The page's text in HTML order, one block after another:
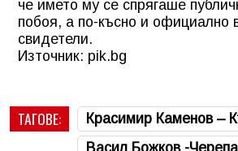
че името му се спрягаше
побоя, а по-късно и официално
свидетели.
Източник: pik.bg
ТАГОВЕ:
Красимир Каменов –
Васил Божков -Черепа